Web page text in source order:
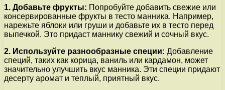
1. Добавьте фрукты: Попробуйте добавить свежие или
консервированные фрукты в тесто манника. Например,
нарежьте яблоки или груши и добавьте их в тесто перед
выпечкой. Это придаст маннику свежий и сочный вкус.
2. Используйте разнообразные специи: Добавление
специй, таких как корица, ваниль или кардамон, может
значительно улучшить вкус манника. Эти специи придают
десерту аромат и теплый, приятный вкус.